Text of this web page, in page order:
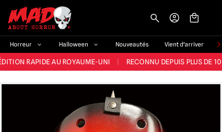
Horreur Halloween Nouveautés Vient d'arriver
ET LA MEILLEURE GAMME DU ROYAUME-UNI PLUS DE 60 000
RAPIDE AU ROYAUME-UNI RECONNU DEPUIS PLUS DE
GAMME D'HALLOWEEN AU ROYAUME-UNI
ET LA MEILLEURE GAMME DU ROYAUME-UNI | PLUS DE 60 000